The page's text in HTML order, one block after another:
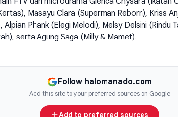
Masayu Clara (Superman Reborn), Kriss
Alpian Phank (Elegi Melodi), Melsy Delsini (Rindu
serta Agung Saga (Milly & Mamet).
Follow halomanado.com
Add this site to your preferred sources on Google
Add to preferred sources